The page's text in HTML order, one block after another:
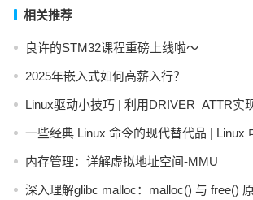
相关推荐
良许的STM32课程重磅上线啦～
2025年嵌入式如何高薪入行？
Linux驱动小技巧 | 利用DRIVER_ATTR实
一些经典 Linux 命令的现代替代品 | Linux
内存管理：详解虚拟地址空间-MMU
深入理解glibc malloc：malloc() 与 free()